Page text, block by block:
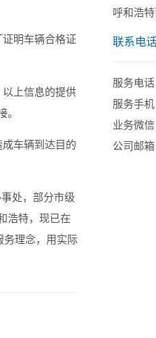
明车辆合格证
上信息的提供
车辆到达目的
处，部分市级
浩特，现已在
务理念，用实际
呼和浩
联系电
服务电
服务手
业务微
公司邮